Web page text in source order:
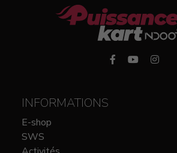
INFORMATIONS
E-shop
SWS